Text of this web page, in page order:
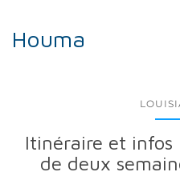
Houma
Itinéraire et
de deux